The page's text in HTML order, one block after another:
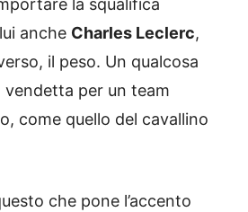
la squalifica
anche Charles Leclerc,
il peso. Un qualcosa
vendetta per un team
come quello del cavallino
che pone l’accento